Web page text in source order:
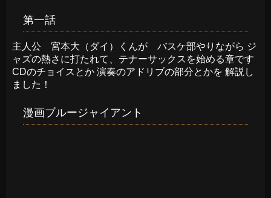
第一話
主人公 宮本大（ダイ）くんが バスケ部やりながら ジ
ャズの熱さに打たれて、テナーサックスを始める章です
CDのチョイスとか 演奏のアドリブの部分とかを 解説し
ました！
漫画ブルージャイアント